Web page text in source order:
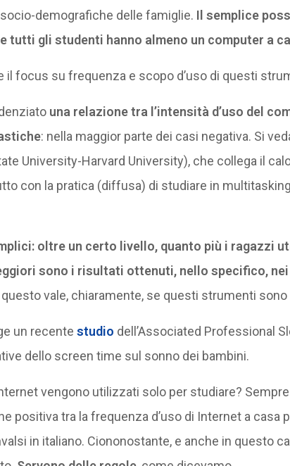
demografiche delle famiglie. Il semplice
tutti gli studenti hanno almeno un computer a
il focus su frequenza e scopo d’uso di questi
una relazione tra l’intensità d’uso del
: nella maggior parte dei casi negativa. Si
University-Harvard University), che collega il
con la pratica (diffusa) di studiare in
oltre un certo livello, quanto più i ragazzi
sono i risultati ottenuti, nello specifico,
vale, chiaramente, se questi strumenti
un recente studio dell’Associated Professional
dello screen time sul sonno dei bambini.
vengono utilizzati solo per studiare?
positiva tra la frequenza d’uso di Internet a casa
in italiano. Ciononostante, e anche in questo